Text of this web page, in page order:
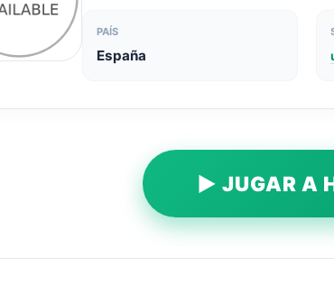
PAÍS
España
▶ JUGAR A